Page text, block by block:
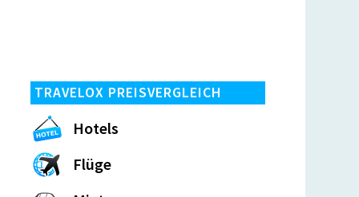
TRAVELOX PREISVERGLEICH
Hotels
Flüge